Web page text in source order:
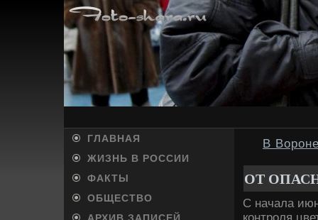
ГЛАВНАЯ
ЖИЗНЬ В РОССИИ
ФАКТЫ
ОБЩЕСТВО
В
ОТ
С начала
контроля